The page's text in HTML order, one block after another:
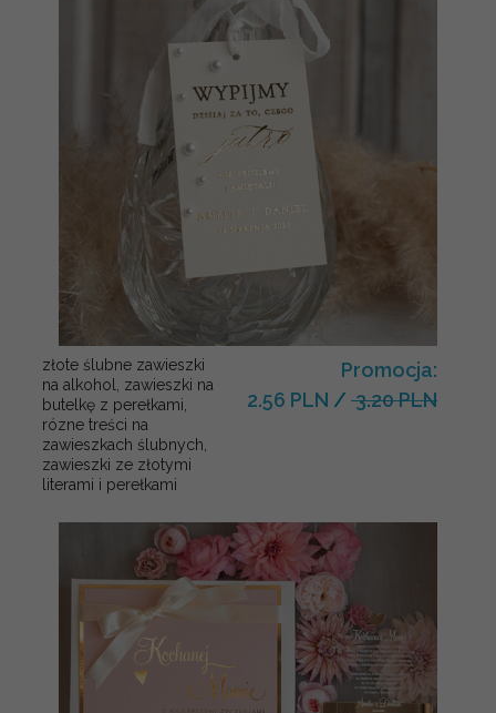
złote ślubne zawieszki
na alkohol, zawieszki na
butelkę z perełkami,
rózne treści na
zawieszkach ślubnych,
zawieszki ze złotymi
literami i perełkami
Promocja:
2.56 PLN / 3.20 PLN